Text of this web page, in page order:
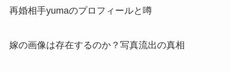
再婚相手yumaのプロフィールと噂
嫁の画像は存在するのか？写真流出の真相